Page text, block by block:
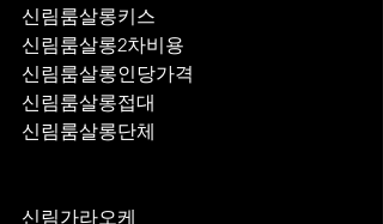
신림룸살롱키스
신림룸살롱2차비용
신림룸살롱인당가격
신림룸살롱접대
신림룸살롱단체
신림가라오케